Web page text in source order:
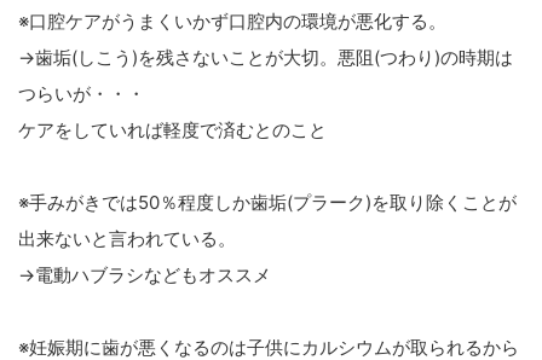
※口腔ケアがうまくいかず口腔内の環境が悪化する。
→歯垢(しこう)を残さないことが大切。悪阻(つわり)の時期は
つらいが・・・
ケアをしていれば軽度で済むとのこと
※手みがきでは50％程度しか歯垢(プラーク)を取り除くことが
出来ないと言われている。
→電動ハブラシなどもオススメ
※妊娠期に歯が悪くなるのは子供にカルシウムが取られるから